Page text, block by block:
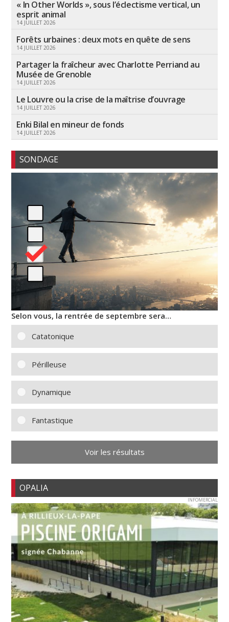
« In Other Worlds », sous l’éclectisme vertical, un
esprit animal
14 JUILLET 2026
Forêts urbaines : deux mots en quête de sens
14 JUILLET 2026
Partager la fraîcheur avec Charlotte Perriand au
Musée de Grenoble
14 JUILLET 2026
Le Louvre ou la crise de la maîtrise d’ouvrage
14 JUILLET 2026
Enki Bilal en mineur de fonds
14 JUILLET 2026
SONDAGE
Selon vous, la rentrée de septembre sera…
Catatonique
Périlleuse
Dynamique
Fantastique
Voir les résultats
OPALIA
INFOMERCIAL